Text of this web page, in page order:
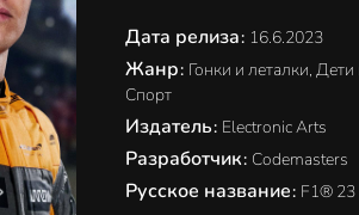
Дата релиза: 16.6.2023
Жанр: Гонки и леталки,
Спорт
Издатель: Electronic Arts
Разработчик: Codemasters
Русское название: F1® 23